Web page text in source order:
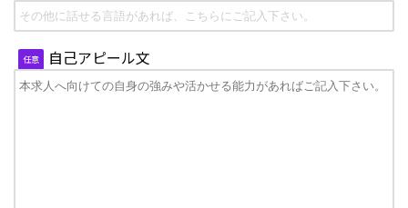
任意 自己アピール文